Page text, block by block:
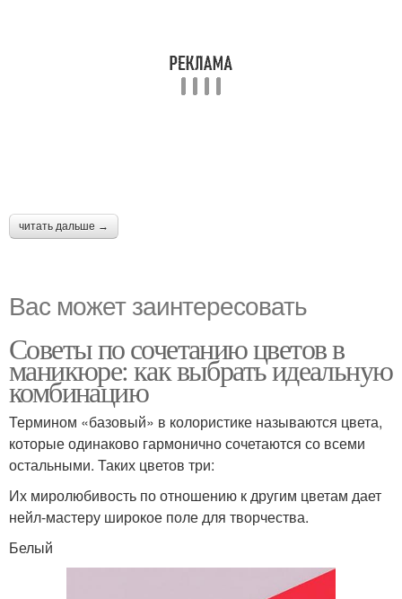
читать дальше →
Вас может заинтересовать
Советы по сочетанию цветов в
маникюре: как выбрать идеальную
комбинацию
Термином «базовый» в колористике называются цвета,
которые одинаково гармонично сочетаются со всеми
остальными. Таких цветов три:
Их миролюбивость по отношению к другим цветам дает
нейл-мастеру широкое поле для творчества.
Белый